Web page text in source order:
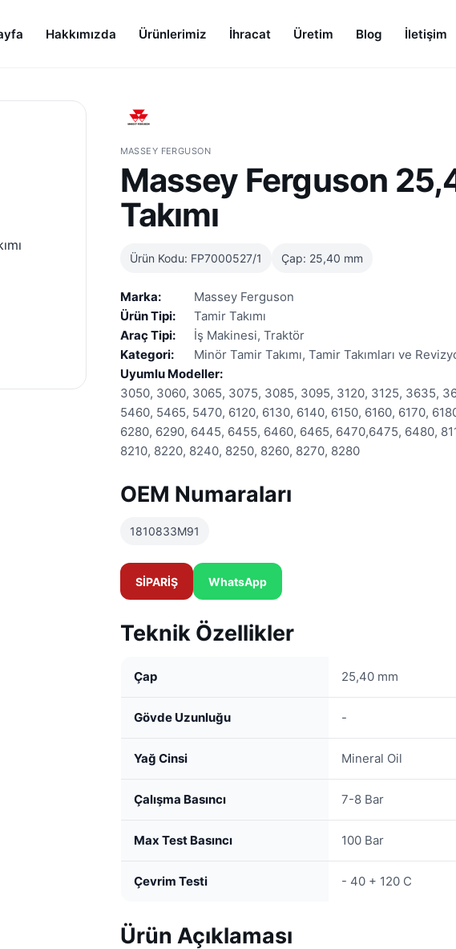
Hakkımızda Ürünlerimiz İhracat Üretim Blog İletişim
MASSEY FERGUSON
Massey Ferguson
Takımı
Ürün Kodu: FP7000527/1 Çap: 25,40 mm
Marka:
Massey Ferguson
Ürün Tipi:
Tamir Takımı
Araç Tipi:
İş Makinesi, Traktör
Kategori:
Minör Tamir Takımı, Tamir Takımları ve
Uyumlu Modeller:
3050, 3060, 3065, 3075, 3085, 3095, 3120, 3125, 3635,
5460, 5465, 5470, 6120, 6130, 6140, 6150, 6160, 6170,
6280, 6290, 6445, 6455, 6460, 6465, 6470,6475, 6480,
8210, 8220, 8240, 8250, 8260, 8270, 8280
OEM Numaraları
1810833M91
SİPARİŞ WhatsApp
Teknik Özellikler
Çap 25,40 mm
Gövde Uzunluğu -
Yağ Cinsi Mineral Oil
Çalışma Basıncı 7-8 Bar
Max Test Basıncı 100 Bar
Çevrim Testi - 40 + 120 C
Ürün Açıklaması